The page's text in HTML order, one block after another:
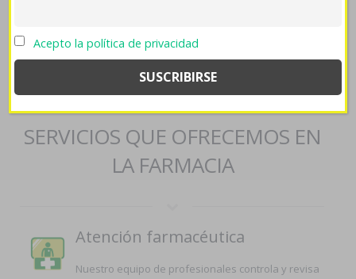
stromectol-mas-barata/ -> Información completa aquí
recursos->Bimatoprost careprost lumigan latisse
SERVICIOS QUE OFRECEMOS EN
LA FARMACIA
Atención farmacéutica
Nuestro equipo de profesionales controla y revisa
Acepto la política de privacidad